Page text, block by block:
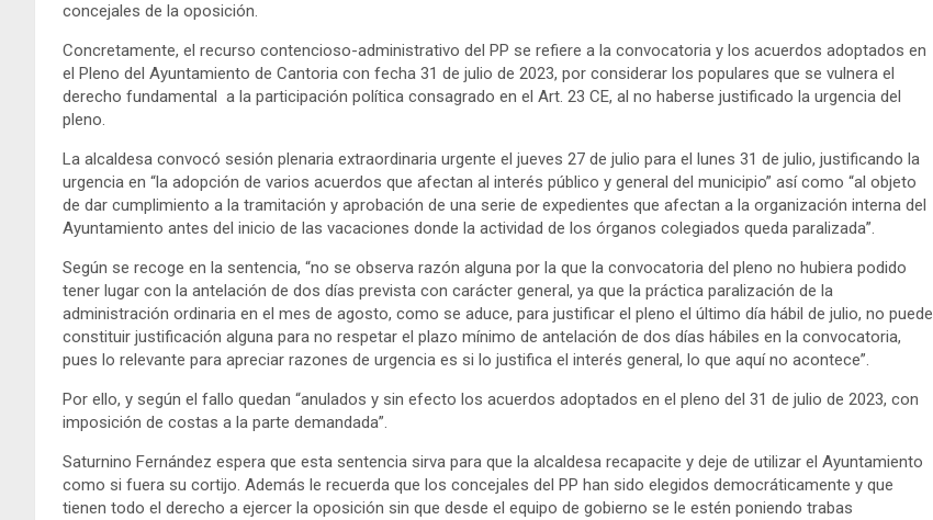
concejales de la oposición.
Concretamente, el recurso contencioso-administrativo del PP se refiere a la convocatoria y los acuerdos adoptados en
el Pleno del Ayuntamiento de Cantoria con fecha 31 de julio de 2023, por considerar los populares que se vulnera el
derecho fundamental a la participación política consagrado en el Art. 23 CE, al no haberse justificado la urgencia del
pleno.
La alcaldesa convocó sesión plenaria extraordinaria urgente el jueves 27 de julio para el lunes 31 de julio, justificando la
urgencia en “la adopción de varios acuerdos que afectan al interés público y general del municipio” así como “al objeto
de dar cumplimiento a la tramitación y aprobación de una serie de expedientes que afectan a la organización interna del
Ayuntamiento antes del inicio de las vacaciones donde la actividad de los órganos colegiados queda paralizada”.
Según se recoge en la sentencia, “no se observa razón alguna por la que la convocatoria del pleno no hubiera podido
tener lugar con la antelación de dos días prevista con carácter general, ya que la práctica paralización de la
administración ordinaria en el mes de agosto, como se aduce, para justificar el pleno el último día hábil de julio, no puede
constituir justificación alguna para no respetar el plazo mínimo de antelación de dos días hábiles en la convocatoria,
pues lo relevante para apreciar razones de urgencia es si lo justifica el interés general, lo que aquí no acontece”.
Por ello, y según el fallo quedan “anulados y sin efecto los acuerdos adoptados en el pleno del 31 de julio de 2023, con
imposición de costas a la parte demandada”.
Saturnino Fernández espera que esta sentencia sirva para que la alcaldesa recapacite y deje de utilizar el Ayuntamiento
como si fuera su cortijo. Además le recuerda que los concejales del PP han sido elegidos democráticamente y que
tienen todo el derecho a ejercer la oposición sin que desde el equipo de gobierno se le estén poniendo trabas